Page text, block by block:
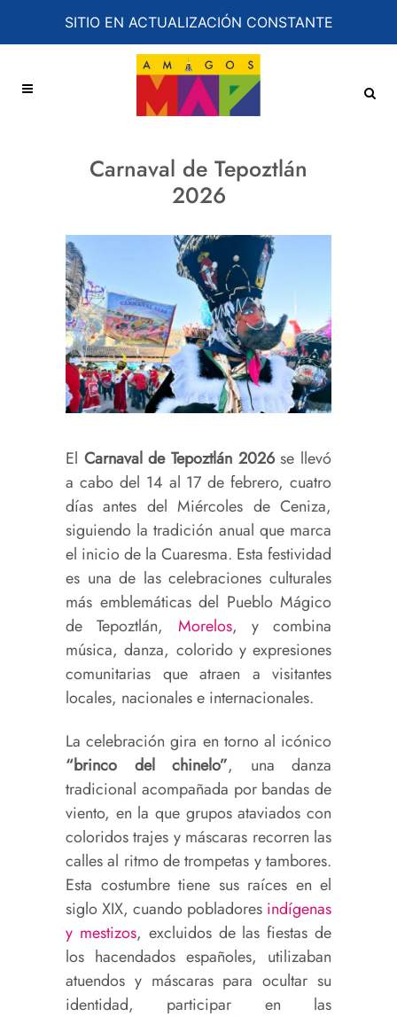
SITIO EN ACTUALIZACIÓN CONSTANTE
Carnaval de Tepoztlán
2026
El Carnaval de Tepoztlán 2026se llevó
a cabo del 14 al 17 de febrero, cuatro
días antes del Miércoles de Ceniza,
siguiendo la tradición anual que marca
el inicio de la Cuaresma. Esta festividad
es una de las celebraciones culturales
más emblemáticas del Pueblo Mágico
de Tepoztlán, Morelos, y combina
música, danza, colorido y expresiones
comunitarias que atraen a visitantes
locales, nacionales e internacionales.
La celebración gira en torno al icónico
“brinco del chinelo”, una danza
tradicional acompañada por bandas de
viento, en la que grupos ataviados con
coloridos trajes y máscaras recorren las
calles al ritmo de trompetas y tambores.
Esta costumbre tiene sus raíces en el
siglo XIX, cuando pobladores indígenas
y mestizos, excluidos de las fiestas de
los hacendados españoles, utilizaban
atuendos y máscaras para ocultar su
identidad, participar en las